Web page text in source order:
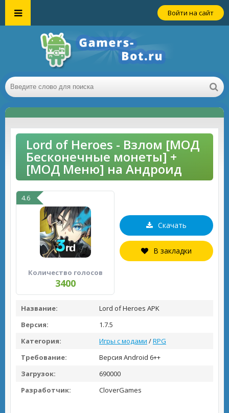
Войти на сайт
Lord of Heroes - Взлом [МОД
Бесконечные монеты] +
[МОД Меню] на Андроид
4.6
Количество голосов
3400
Скачать
В закладки
Название:
Lord of Heroes APK
Версия:
1.7.5
Категория:
Игры с модами /RPG
Требование:
Версия Android 6++
Загрузок:
690000
Разработчик:
CloverGames